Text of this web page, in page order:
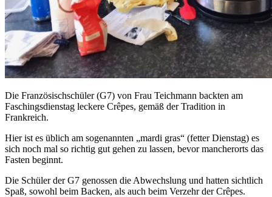
Die Französischschüler (G7) von Frau Teichmann backten am
Faschingsdienstag leckere Crêpes, gemäß der Tradition in
Frankreich.
Hier ist es üblich am sogenannten „mardi gras“ (fetter Dienstag) es
sich noch mal so richtig gut gehen zu lassen, bevor mancherorts das
Fasten beginnt.
Die Schüler der G7 genossen die Abwechslung und hatten sichtlich
Spaß, sowohl beim Backen, als auch beim Verzehr der Crêpes.